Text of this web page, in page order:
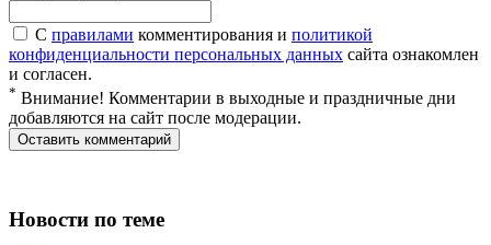
С правилами комментирования и политикой
конфиденциальности персональных данных сайта ознакомлен
и согласен.
* Внимание! Комментарии в выходные и праздничные дни
добавляются на сайт после модерации.
Новости по теме